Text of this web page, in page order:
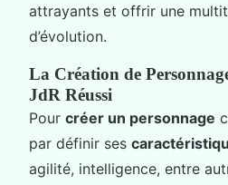
attrayants et offrir une
d’évolution.
La Création de
JdR Réussi
Pour créer un personnage
par définir ses
agilité, intelligence, entre